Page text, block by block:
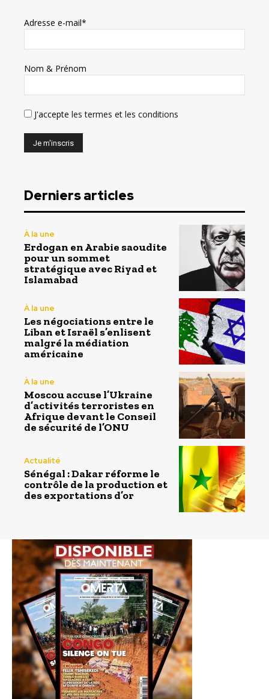
Adresse e-mail*
Nom & Prénom
J'accepte les termes et les conditions
Derniers articles
À la une
Erdogan en Arabie saoudite
pour un sommet
stratégique avec Riyad et
Islamabad
À la une
Les négociations entre le
Liban et Israël s’enlisent
malgré la médiation
américaine
À la une
Moscou accuse l’Ukraine
d’activités terroristes en
Afrique devant le Conseil
de sécurité de l’ONU
Actualité
Sénégal : Dakar réforme le
contrôle de la production et
des exportations d’or